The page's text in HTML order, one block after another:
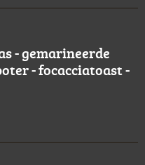
- gemarineerde
- focacciatoast -